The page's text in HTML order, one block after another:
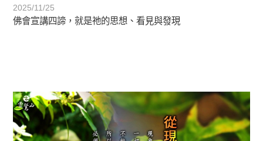
2025/11/25
佛會宣講四諦，就是祂的思想、看見與發現
正法眼-般若期